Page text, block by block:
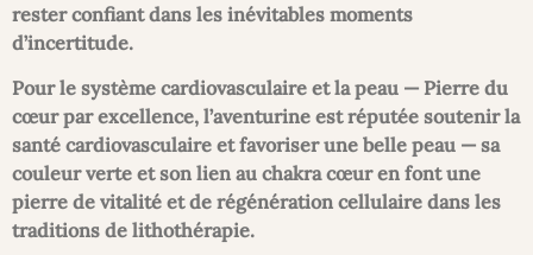
rester confiant dans les inévitables moments
d’incertitude.
Pour le système cardiovasculaire et la peau — Pierre du
cœur par excellence, l’aventurine est réputée soutenir la
santé cardiovasculaire et favoriser une belle peau — sa
couleur verte et son lien au chakra cœur en font une
pierre de vitalité et de régénération cellulaire dans les
traditions de lithothérapie.